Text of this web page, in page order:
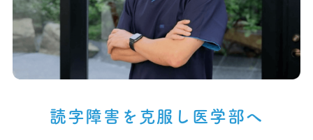
読字障害を克服し医学部へ